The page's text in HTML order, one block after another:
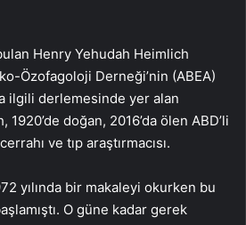
Henry Yehudah Heimlich
Özofagoloji Derneği’nin (ABEA)
ilgili derlemesinde yer alan
doğan, 2016’da ölen ABD’li
ve tıp araştırmacısı.
yılında bir makaleyi okurken bu
O güne kadar gerek